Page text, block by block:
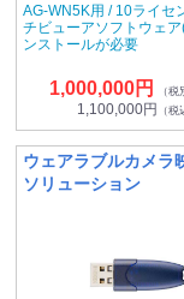
AG-WN5K用 / 10ライセ
チビューアソフトウェア
ンストールが必要
1,000,000円 （税
1,100,000円 （税
ウェアラブルカメラ
ソリューション